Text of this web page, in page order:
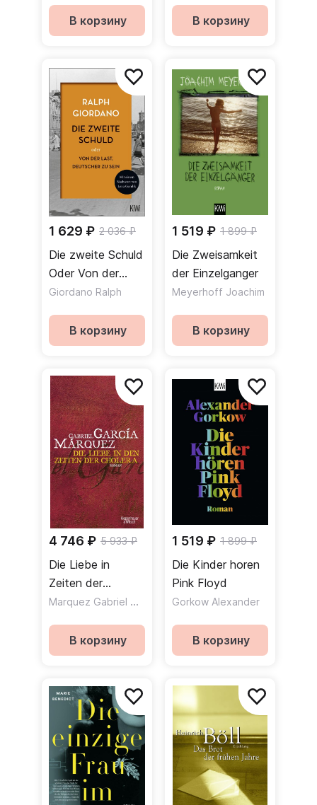
В корзину В корзину
1 629 ₽ 2 036 ₽
Die zweite Schuld
Oder Von der
Last Deutscher zu
Giordano Ralph
В корзину
1 519 ₽ 1 899 ₽
Die Zweisamkeit
der Einzelganger
Meyerhoff Joachim
В корзину
4 746 ₽ 5 933 ₽
Die Liebe in
Zeiten der
Cholera
Marquez Gabriel Garcia
В корзину
1 519 ₽ 1 899 ₽
Die Kinder horen
Pink Floyd
Gorkow Alexander
В корзину